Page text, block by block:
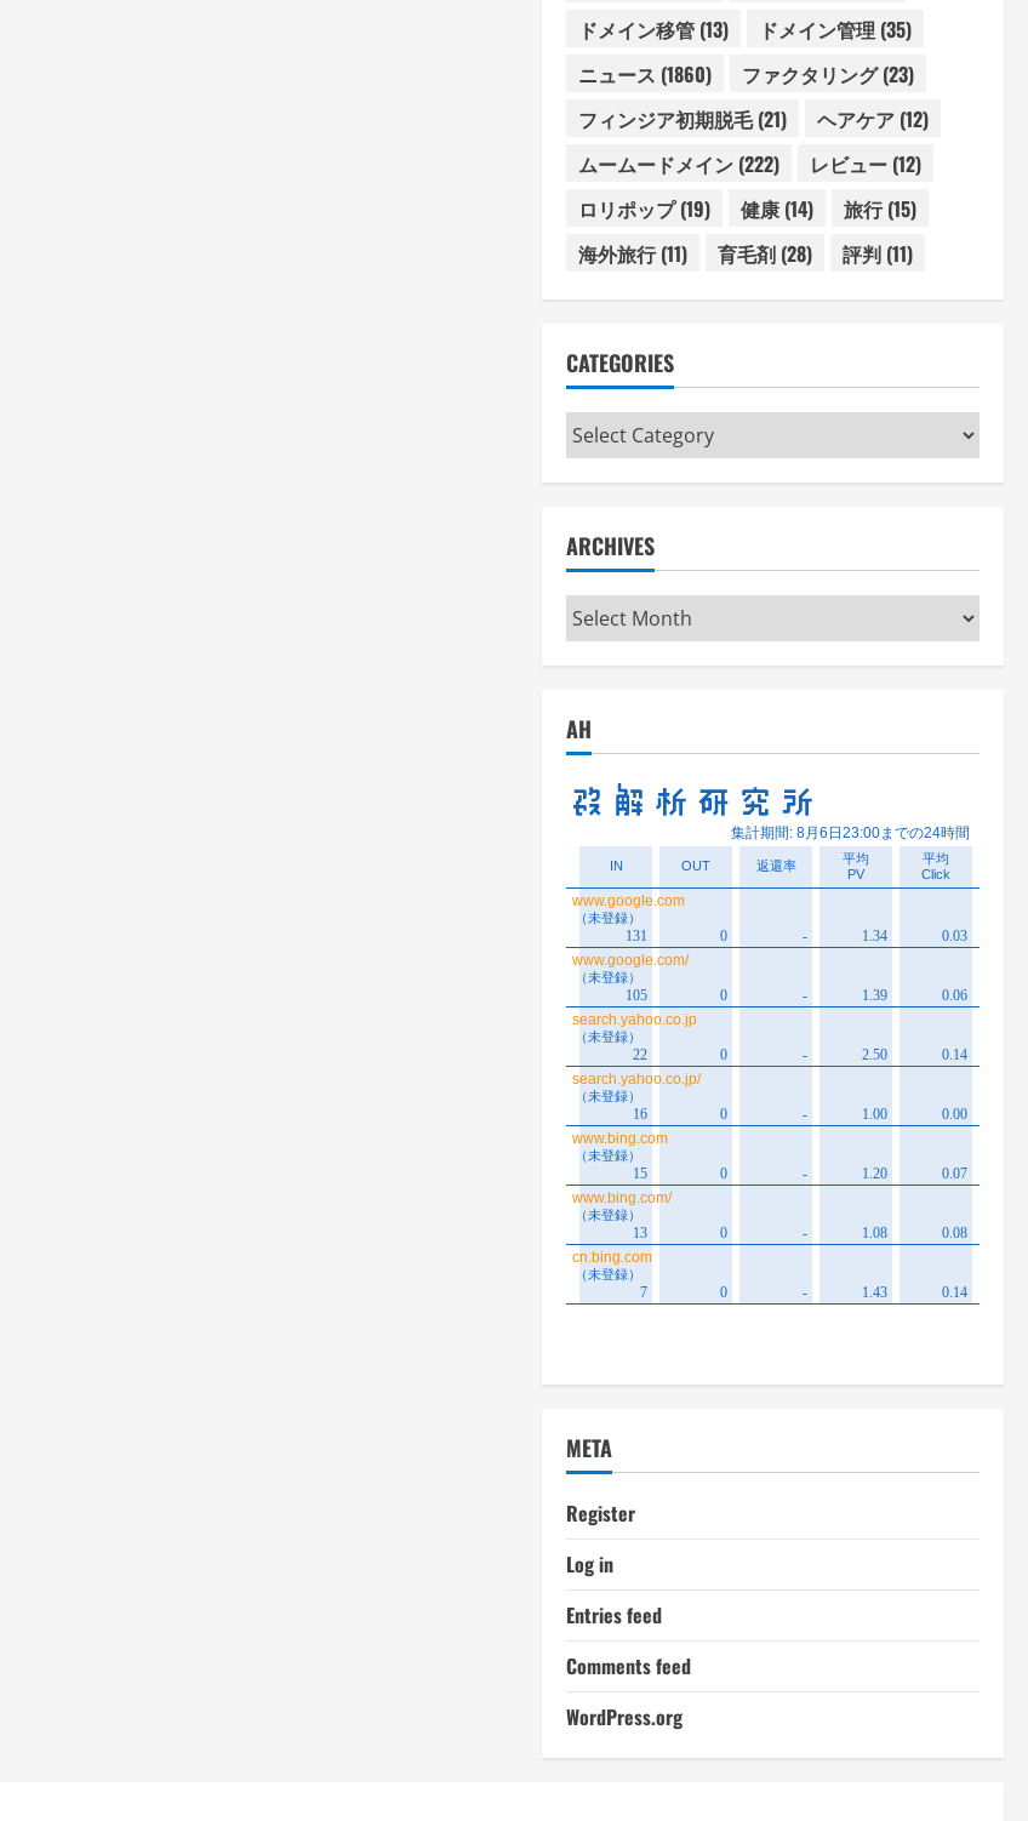
ドメイン移管(13) ドメイン管理 (35)
ニュース (1860) ファクタリング(23)
フィンジア初期脱毛(21) ヘアケア(12)
ムームードメイン(222) レビュー(12)
ロリポップ(19) 健康(14) 旅行(15)
海外旅行(11) 育毛剤(28) 評判(11)
CATEGORIES
Categories
ARCHIVES
Archives
AH
META
Register
Log in
Entries feed
Comments feed
WordPress.org